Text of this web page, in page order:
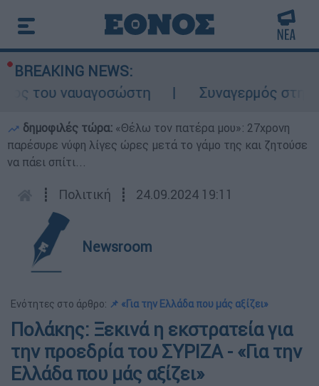
BREAKING NEWS:
του ναυαγοσώστη
Συναγερμός στην
δημοφιλές τώρα: «Θέλω τον πατέρα μου»: 27χρονη
παρέσυρε νύφη λίγες ώρες μετά το γάμο της και ζητούσε
να πάει σπίτι...
┋ Πολιτική ┋ 24.09.2024 19:11
Newsroom
Ενότητες στο άρθρο: 📌 «Για την Ελλάδα που μάς αξίζει»
Πολάκης: Ξεκινά η εκστρατεία για
την προεδρία του ΣΥΡΙΖΑ - «Για την
Ελλάδα που μάς αξίζει»